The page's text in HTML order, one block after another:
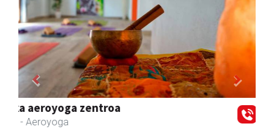
GF akademia
Andoain - Akademiak
Previous Next